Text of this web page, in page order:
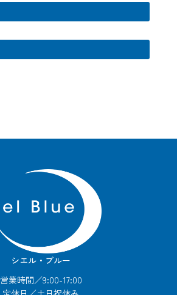
シエル・ブルー
営業時間／9:00-17:00